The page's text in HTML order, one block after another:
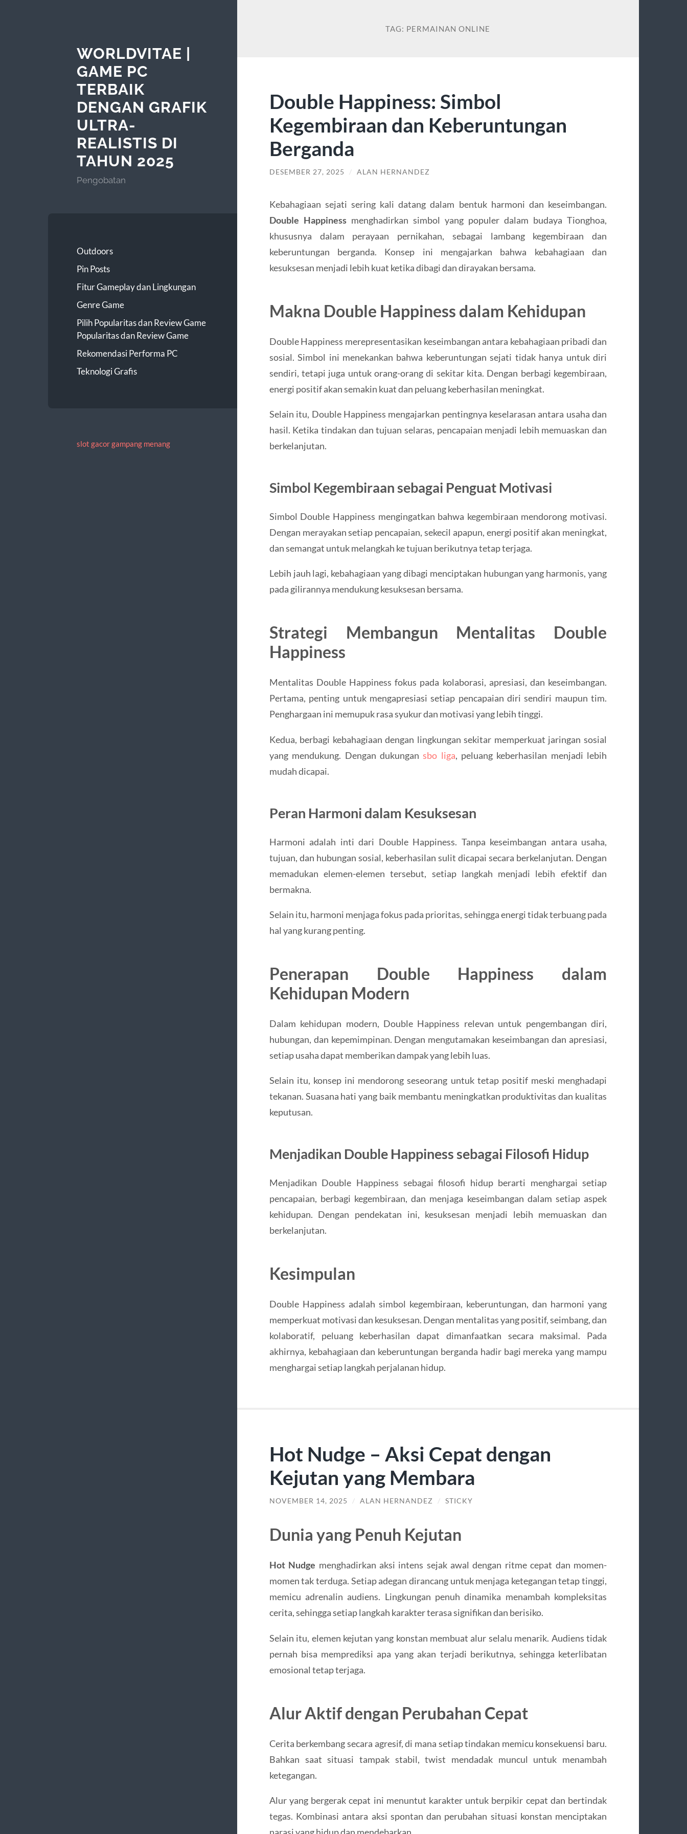
WORLDVITAE |
GAME PC
TERBAIK
DENGAN GRAFIK
ULTRA-
REALISTIS DI
TAHUN 2025
Pengobatan
Outdoors
Pin Posts
Fitur Gameplay dan Lingkungan
Genre Game
Pilih Popularitas dan Review Game
Popularitas dan Review Game
Rekomendasi Performa PC
Teknologi Grafis
slot gacor gampang menang
TAG: PERMAINAN ONLINE
Double Happiness: Simbol
Kegembiraan dan Keberuntungan
Berganda
DESEMBER 27, 2025 / ALAN HERNANDEZ
Kebahagiaan sejati sering kali datang dalam bentuk harmoni dan keseimbangan.
Double Happinessmenghadirkan simbol yang populer dalam budaya Tionghoa,
khususnya dalam perayaan pernikahan, sebagai lambang kegembiraan dan
keberuntungan berganda. Konsep ini mengajarkan bahwa kebahagiaan dan
kesuksesan menjadi lebih kuat ketika dibagi dan dirayakan bersama.
Makna Double Happiness dalam Kehidupan
Double Happiness merepresentasikan keseimbangan antara kebahagiaan pribadi dan
sosial. Simbol ini menekankan bahwa keberuntungan sejati tidak hanya untuk diri
sendiri, tetapi juga untuk orang-orang di sekitar kita. Dengan berbagi kegembiraan,
energi positif akan semakin kuat dan peluang keberhasilan meningkat.
Selain itu, Double Happiness mengajarkan pentingnya keselarasan antara usaha dan
hasil. Ketika tindakan dan tujuan selaras, pencapaian menjadi lebih memuaskan dan
berkelanjutan.
Simbol Kegembiraan sebagai Penguat Motivasi
Simbol Double Happiness mengingatkan bahwa kegembiraan mendorong motivasi.
Dengan merayakan setiap pencapaian, sekecil apapun, energi positif akan meningkat,
dan semangat untuk melangkah ke tujuan berikutnya tetap terjaga.
Lebih jauh lagi, kebahagiaan yang dibagi menciptakan hubungan yang harmonis, yang
pada gilirannya mendukung kesuksesan bersama.
Strategi Membangun Mentalitas Double
Happiness
Mentalitas Double Happiness fokus pada kolaborasi, apresiasi, dan keseimbangan.
Pertama, penting untuk mengapresiasi setiap pencapaian diri sendiri maupun tim.
Penghargaan ini memupuk rasa syukur dan motivasi yang lebih tinggi.
Kedua, berbagi kebahagiaan dengan lingkungan sekitar memperkuat jaringan sosial
yang mendukung. Dengan dukungansbo liga, peluang keberhasilan menjadi lebih
mudah dicapai.
Peran Harmoni dalam Kesuksesan
Harmoni adalah inti dari Double Happiness. Tanpa keseimbangan antara usaha,
tujuan, dan hubungan sosial, keberhasilan sulit dicapai secara berkelanjutan. Dengan
memadukan elemen-elemen tersebut, setiap langkah menjadi lebih efektif dan
bermakna.
Selain itu, harmoni menjaga fokus pada prioritas, sehingga energi tidak terbuang pada
hal yang kurang penting.
Penerapan Double Happiness dalam
Kehidupan Modern
Dalam kehidupan modern, Double Happiness relevan untuk pengembangan diri,
hubungan, dan kepemimpinan. Dengan mengutamakan keseimbangan dan apresiasi,
setiap usaha dapat memberikan dampak yang lebih luas.
Selain itu, konsep ini mendorong seseorang untuk tetap positif meski menghadapi
tekanan. Suasana hati yang baik membantu meningkatkan produktivitas dan kualitas
keputusan.
Menjadikan Double Happiness sebagai Filosofi Hidup
Menjadikan Double Happiness sebagai filosofi hidup berarti menghargai setiap
pencapaian, berbagi kegembiraan, dan menjaga keseimbangan dalam setiap aspek
kehidupan. Dengan pendekatan ini, kesuksesan menjadi lebih memuaskan dan
berkelanjutan.
Kesimpulan
Double Happiness adalah simbol kegembiraan, keberuntungan, dan harmoni yang
memperkuat motivasi dan kesuksesan. Dengan mentalitas yang positif, seimbang, dan
kolaboratif, peluang keberhasilan dapat dimanfaatkan secara maksimal. Pada
akhirnya, kebahagiaan dan keberuntungan berganda hadir bagi mereka yang mampu
menghargai setiap langkah perjalanan hidup.
Hot Nudge – Aksi Cepat dengan
Kejutan yang Membara
NOVEMBER 14, 2025 / ALAN HERNANDEZ / STICKY
Dunia yang Penuh Kejutan
Hot Nudge menghadirkan aksi intens sejak awal dengan ritme cepat dan momen-
momen tak terduga. Setiap adegan dirancang untuk menjaga ketegangan tetap tinggi,
memicu adrenalin audiens. Lingkungan penuh dinamika menambah kompleksitas
cerita, sehingga setiap langkah karakter terasa signifikan dan berisiko.
Selain itu, elemen kejutan yang konstan membuat alur selalu menarik. Audiens tidak
pernah bisa memprediksi apa yang akan terjadi berikutnya, sehingga keterlibatan
emosional tetap terjaga.
Alur Aktif dengan Perubahan Cepat
Cerita berkembang secara agresif, di mana setiap tindakan memicu konsekuensi baru.
Bahkan saat situasi tampak stabil, twist mendadak muncul untuk menambah
ketegangan.
Alur yang bergerak cepat ini menuntut karakter untuk berpikir cepat dan bertindak
tegas. Kombinasi antara aksi spontan dan perubahan situasi konstan menciptakan